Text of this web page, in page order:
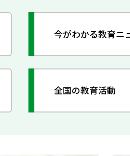
今がわかる教育ニ
全国の教育活動